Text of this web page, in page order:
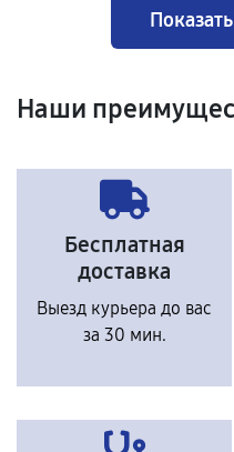
Наши
Бесплатная
доставка
Выезд курьера до вас
за 30 мин.